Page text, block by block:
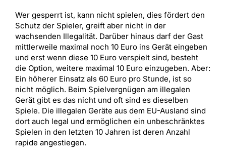
Wer gesperrt ist, kann nicht spielen, dies fördert den
Schutz der Spieler, greift aber nicht in der
wachsenden Illegalität. Darüber hinaus darf der Gast
mittlerweile maximal noch 10 Euro ins Gerät eingeben
und erst wenn diese 10 Euro verspielt sind, besteht
die Option, weitere maximal 10 Euro einzugeben. Aber:
Ein höherer Einsatz als 60 Euro pro Stunde, ist so
nicht möglich. Beim Spielvergnügen am illegalen
Gerät gibt es das nicht und oft sind es dieselben
Spiele. Die illegalen Geräte aus dem EU-Ausland sind
dort auch legal und ermöglichen ein unbeschränktes
Spielen in den letzten 10 Jahren ist deren Anzahl
rapide angestiegen.